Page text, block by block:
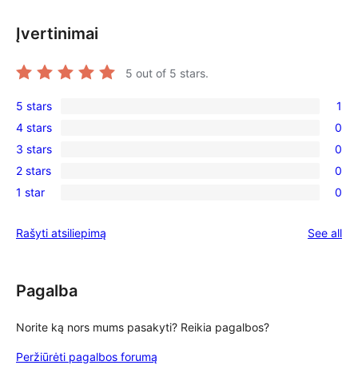
Įvertinimai
5 out of 5 stars.
1
5-
star
review
5 stars 1
0
4-
star
reviews
4 stars 0
0
3-
star
3 stars 0
0
2-
reviews
2 stars 0
0
star
1 star 0
Rašyti atsiliepimą See all
Pagalba
Norite ką nors mums pasakyti? Reikia pagalbos?
Peržiūrėti pagalbos forumą